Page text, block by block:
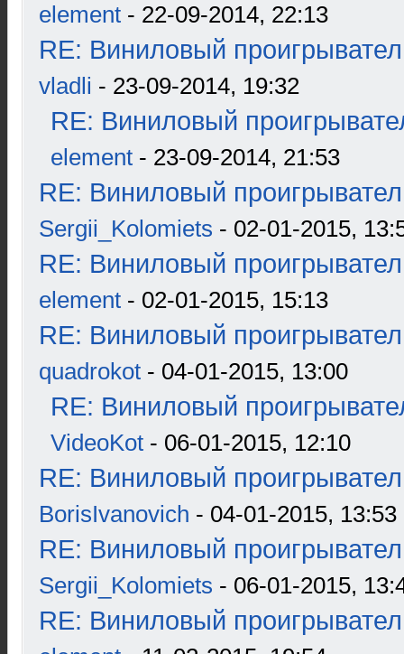
element - 22-09-2014, 22:13
RE: Виниловый
vladli - 23-09-2014, 19:32
RE: Виниловый
element - 23-09-2014, 21:53
RE: Виниловый
Sergii_Kolomiets - 02-01-2015,
RE: Виниловый
element - 02-01-2015, 15:13
RE: Виниловый
quadrokot - 04-01-2015, 13:00
RE: Виниловый
VideoKot - 06-01-2015, 12:10
RE: Виниловый
BorisIvanovich - 04-01-2015, 13:53
RE: Виниловый
Sergii_Kolomiets - 06-01-2015,
RE: Виниловый